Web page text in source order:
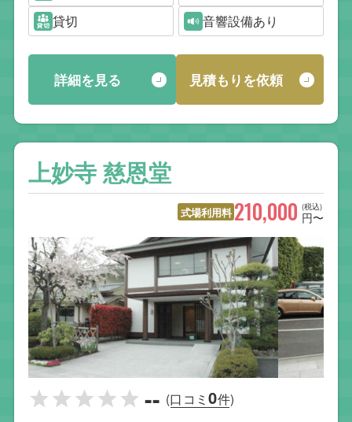
貸切
音響設備あり
詳細を見る 見積もりを依頼
上妙寺 慈恩堂
式場利用料 (税込)
210,000 円〜
-- (口コミ0件)